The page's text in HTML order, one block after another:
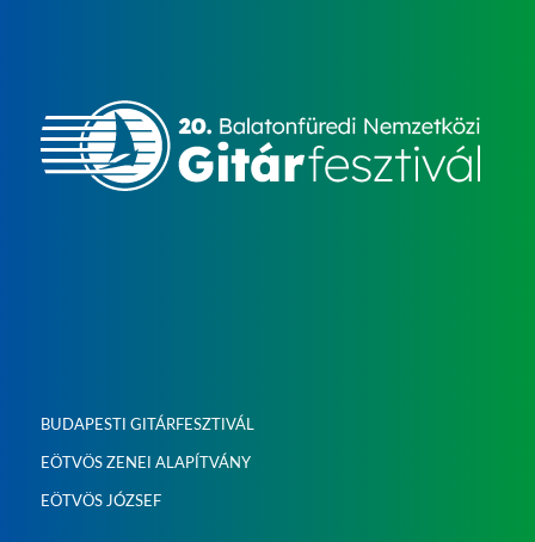
BUDAPESTI GITÁRFESZTIVÁL
EÖTVÖS ZENEI ALAPÍTVÁNY
EÖTVÖS JÓZSEF